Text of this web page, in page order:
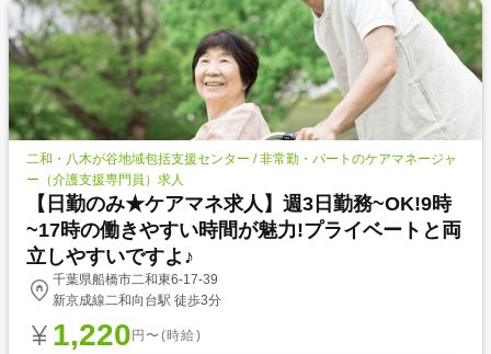
二和・八木が谷地域包括支援センター / 非常勤・パートのケアマネージャ
ー（介護支援専門員）求人
【日勤のみ★ケアマネ求人】週3日勤務~OK!9時
~17時の働きやすい時間が魅力!プライベートと両
立しやすいですよ♪
千葉県船橋市二和東6-17-39
新京成線二和向台駅 徒歩3分
1,220 円〜(時給)